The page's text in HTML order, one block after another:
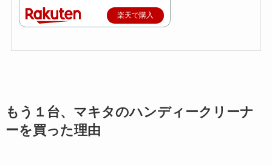
楽天で購入
もう１台、マキタのハンディークリーナ
ーを買った理由